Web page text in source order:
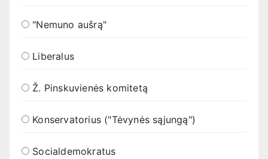
"Nemuno aušrą"
Liberalus
Ž. Pinskuvienės komitetą
Konservatorius ("Tėvynės sąjungą")
Socialdemokratus